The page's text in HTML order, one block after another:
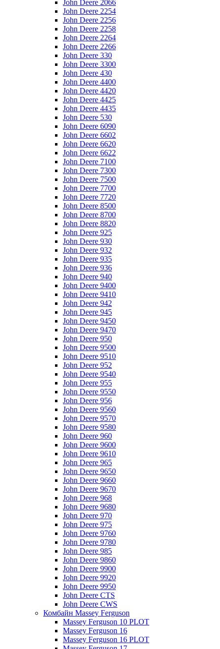
John Deere 2066
John Deere 2254
John Deere 2256
John Deere 2258
John Deere 2264
John Deere 2266
John Deere 330
John Deere 3300
John Deere 430
John Deere 4400
John Deere 4420
John Deere 4425
John Deere 4435
John Deere 530
John Deere 6090
John Deere 6602
John Deere 6620
John Deere 6622
John Deere 7100
John Deere 7300
John Deere 7500
John Deere 7700
John Deere 7720
John Deere 8500
John Deere 8700
John Deere 8820
John Deere 925
John Deere 930
John Deere 932
John Deere 935
John Deere 936
John Deere 940
John Deere 9400
John Deere 9410
John Deere 942
John Deere 945
John Deere 9450
John Deere 9470
John Deere 950
John Deere 9500
John Deere 9510
John Deere 952
John Deere 9540
John Deere 955
John Deere 9550
John Deere 956
John Deere 9560
John Deere 9570
John Deere 9580
John Deere 960
John Deere 9600
John Deere 9610
John Deere 965
John Deere 9650
John Deere 9660
John Deere 9670
John Deere 968
John Deere 9680
John Deere 970
John Deere 975
John Deere 9760
John Deere 9780
John Deere 985
John Deere 9860
John Deere 9900
John Deere 9920
John Deere 9950
John Deere CTS
John Deere CWS
Комбайн Massey Ferguson
Massey Ferguson 10 PLOT
Massey Ferguson 16
Massey Ferguson 16 PLOT